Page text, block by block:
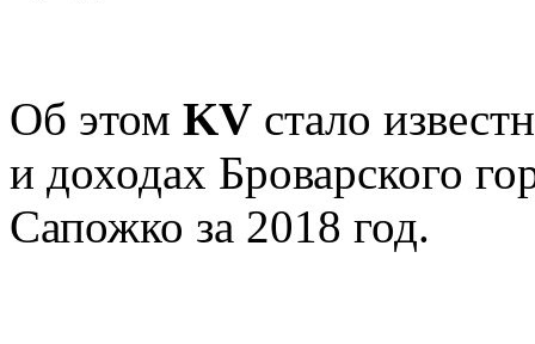
Об этом KV стало
и доходах Броварского
Сапожко за 2018 год.